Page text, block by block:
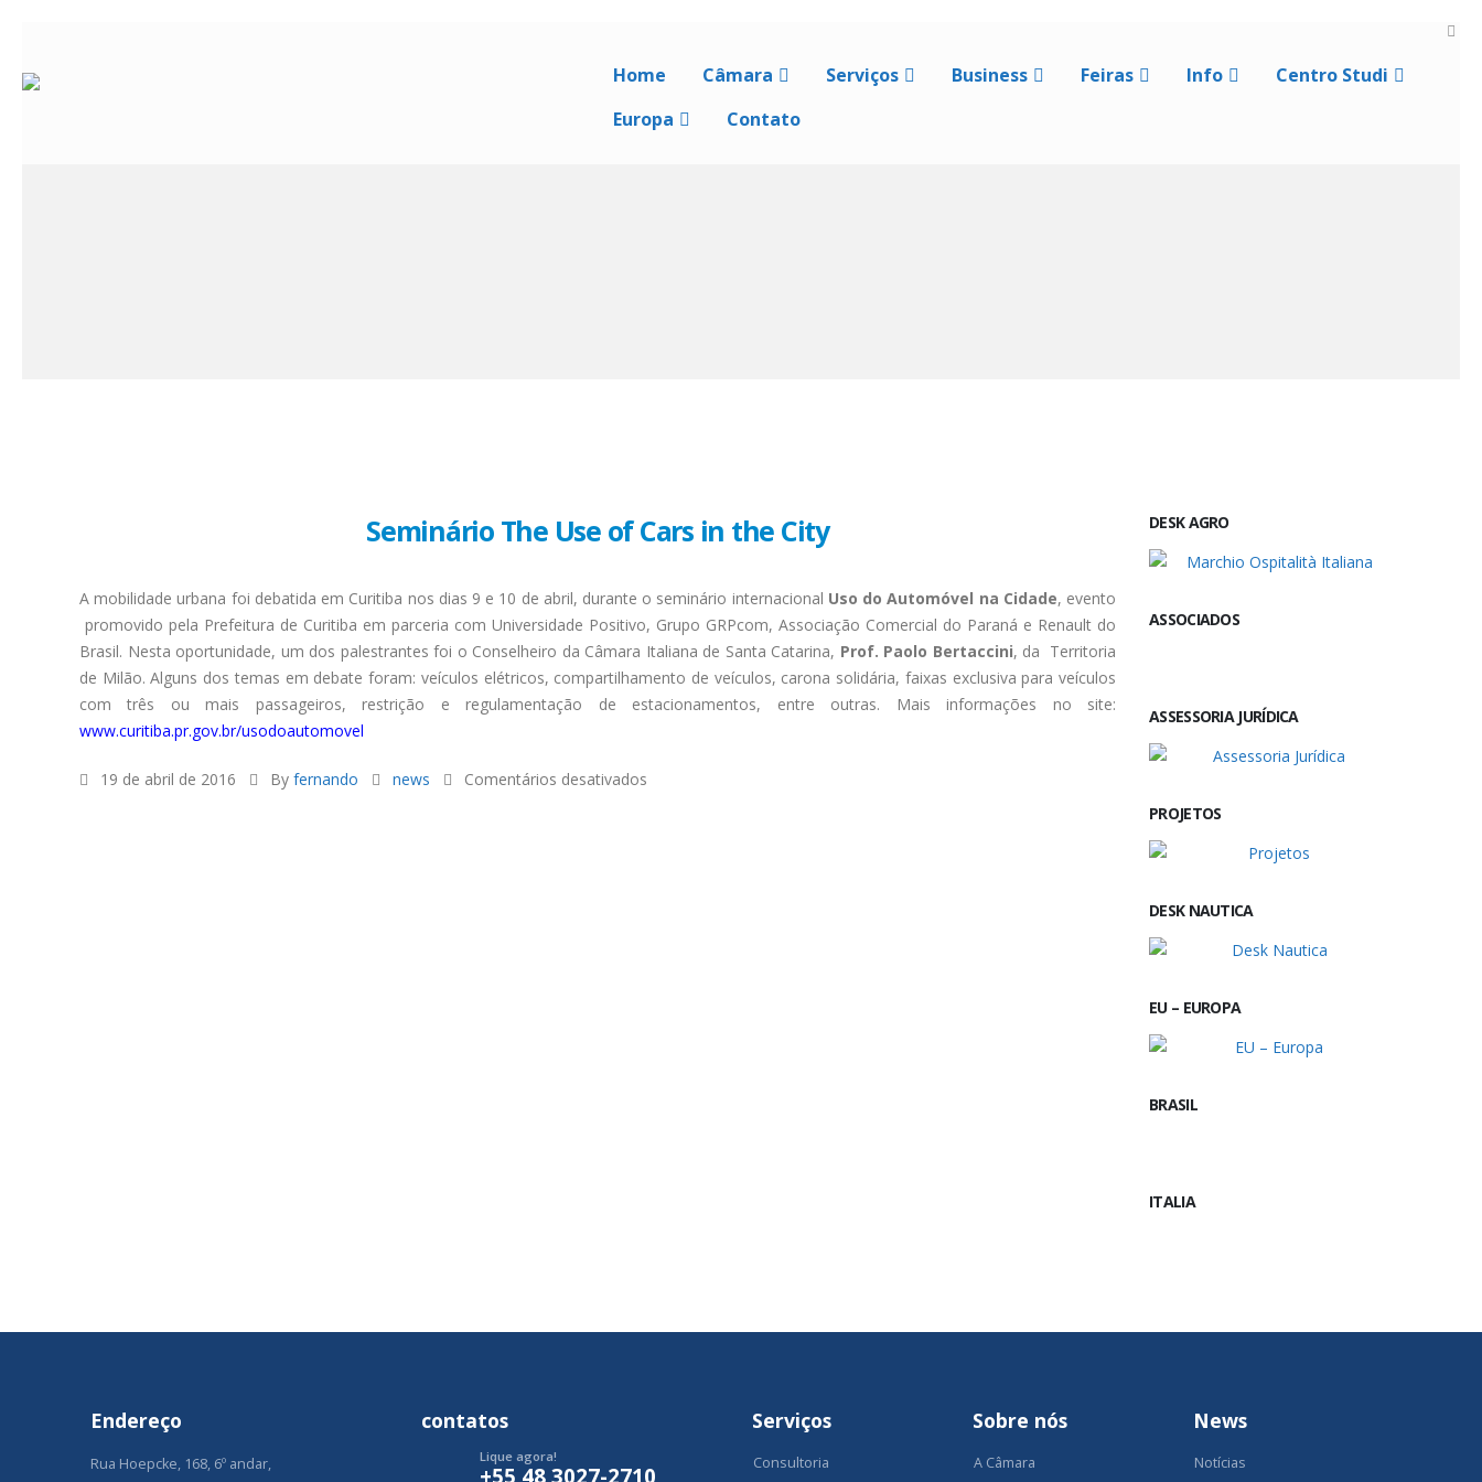
Home Câmara Serviços Business Feiras Info
Centro Studi
Europa
Contato
Seminário The Use of Cars in the City
A mobilidade urbana foi debatida em Curitiba nos dias 9 e 10 de abril, durante o seminário internacional Uso do Automóvel na Cidade, evento
promovido pela Prefeitura de Curitiba em parceria com Universidade Positivo, Grupo GRPcom, Associação Comercial do Paraná e Renault do
Brasil. Nesta oportunidade, um dos palestrantes foi o Conselheiro da Câmara Italiana de Santa Catarina, Prof. Paolo Bertaccini, da Territoria
de Milão. Alguns dos temas em debate foram: veículos elétricos, compartilhamento de veículos, carona solidária, faixas exclusiva para veículos
com três ou mais passageiros, restrição e regulamentação de estacionamentos, entre outras. Mais informações no site:
www.curitiba.pr.gov.br/usodoautomovel
19 de abril de 2016 By fernando news Comentários desativados
DESK AGRO
ASSOCIADOS
ASSESSORIA JURÍDICA
PROJETOS
DESK NAUTICA
EU – EUROPA
BRASIL
ITALIA
Endereço
Rua Hoepcke, 168, 6º andar,
contatos
Lique agora!
Serviços
Consultoria
Sobre nós
A Câmara
News
Notícias